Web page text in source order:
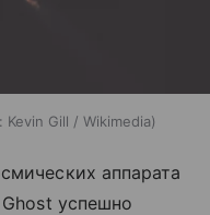
Kevin Gill / Wikimedia
аппарата
успешно